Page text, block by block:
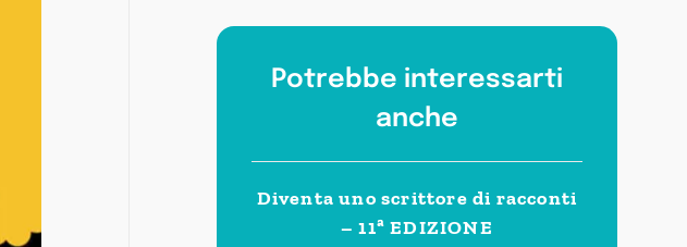
Potrebbe interessarti
anche
Diventa uno scrittore di racconti
– 11ª EDIZIONE